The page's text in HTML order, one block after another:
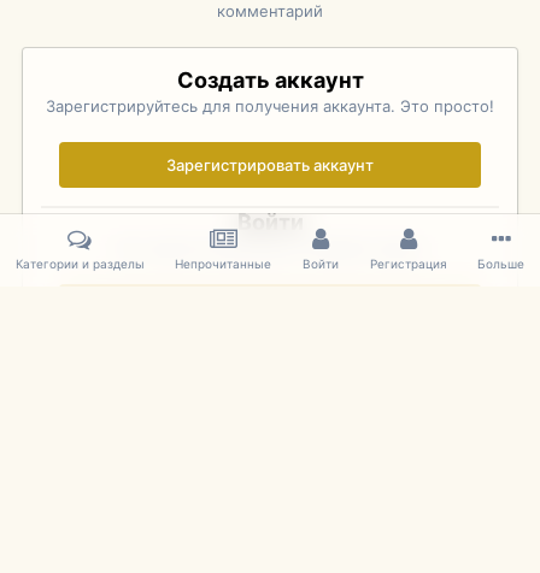
комментарий
Создать аккаунт
Зарегистрируйтесь для получения аккаунта. Это просто!
Зарегистрировать аккаунт
Войти
Уже зарегистрированы? Войдите здесь.
Категории и разделы Непрочитанные Войти Регистрация Больше